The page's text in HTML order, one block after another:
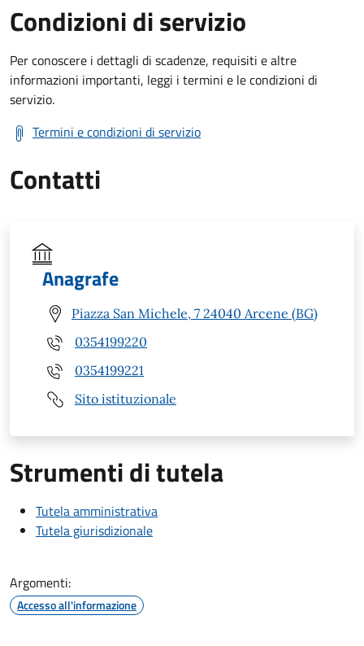
Condizioni di servizio
Per conoscere i dettagli di scadenze, requisiti e altre
informazioni importanti, leggi i termini e le condizioni di
servizio.
Termini e condizioni di servizio
Contatti
Anagrafe
Piazza San Michele, 7 24040 Arcene (BG)
0354199220
0354199221
Sito istituzionale
Strumenti di tutela
Tutela amministrativa
Tutela giurisdizionale
Argomenti:
Accesso all'informazione